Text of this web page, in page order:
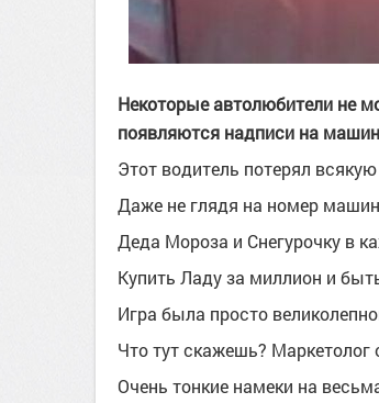
Некоторые автолюбители не
появляются надписи на
Этот водитель потерял
Даже не глядя на номер
Деда Мороза и Снегурочку в
Купить Ладу за миллион и
Игра была просто
Что тут скажешь? Маркетолог
Очень тонкие намеки на